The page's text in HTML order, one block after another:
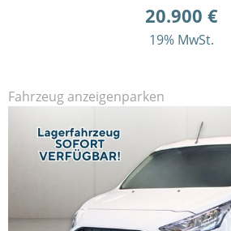
20.900 €
19% MwSt.
Fahrzeug anzeigenparken